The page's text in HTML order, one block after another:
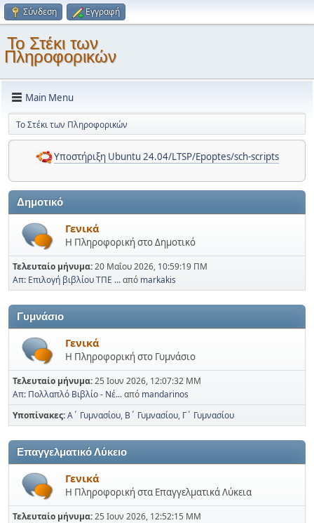
Σύνδεση Εγγραφή
Το Στέκι των
Πληροφορικών
Main Menu
Το Στέκι των Πληροφορικών
Υποστήριξη Ubuntu 24.04/LTSP/Epoptes/sch-scripts
Δημοτικό
Γενικά
Η Πληροφορική στο Δημοτικό
Τελευταίο μήνυμα:20 Μαΐου 2026, 10:59:19 ΠΜ
Απ: Επιλογή βιβλίου ΤΠΕ ...από markakis
Γυμνάσιο
Γενικά
Η Πληροφορική στο Γυμνάσιο
Τελευταίο μήνυμα:25 Ιουν 2026, 12:07:32 ΜΜ
Απ: Πολλαπλό Βιβλίο - Νέ...από mandarinos
Υποπίνακες Α΄ Γυμνασίου Β΄ Γυμνασίου Γ΄ Γυμνασίου
Επαγγελματικό Λύκειο
Γενικά
Η Πληροφορική στα Επαγγελματικά Λύκεια
Τελευταίο μήνυμα:25 Ιουν 2026, 12:52:15 ΜΜ